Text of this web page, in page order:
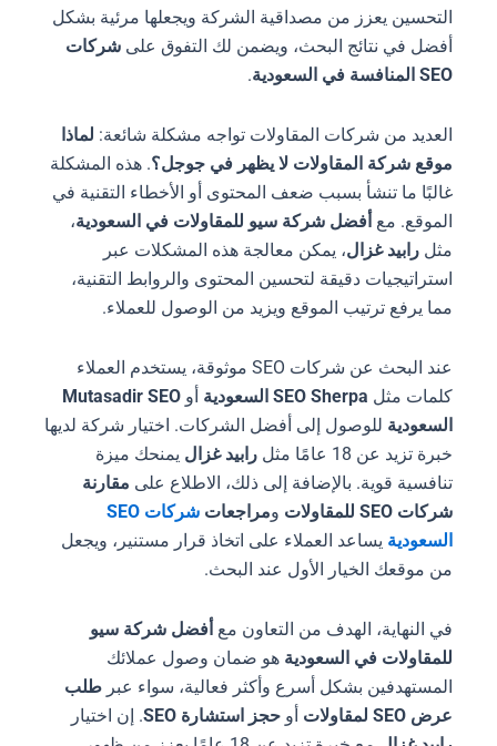
التحسين يعزز من مصداقية الشركة ويجعلها مرئية بشكل
أفضل في نتائج البحث، ويضمن لك التفوق على شركات
SEO المنافسة في السعودية
.
العديد من شركات المقاولات تواجه مشكلة شائعة:لماذا
موقع شركة المقاولات لا يظهر في جوجل؟. هذه المشكلة
غالبًا ما تنشأ بسبب ضعف المحتوى أو الأخطاء التقنية في
الموقع. معأفضل شركة سيو للمقاولات في السعودية،
مثل رابيد غزال، يمكن معالجة هذه المشكلات عبر
استراتيجيات دقيقة لتحسين المحتوى والروابط التقنية،
مما يرفع ترتيب الموقع ويزيد من الوصول للعملاء.
عند البحث عن شركات SEO موثوقة، يستخدم العملاء
كلمات مثل SEO Sherpa السعودية أوMutasadir SEO
السعوديةللوصول إلى أفضل الشركات. اختيار شركة لديها
خبرة تزيد عن 18 عامًا مثل
رابيد غزاليمنحك ميزة
تنافسية قوية. بالإضافة إلى ذلك، الاطلاع على مقارنة
شركات SEO للمقاولات
و مراجعات
شركات SEO
السعوديةيساعد العملاء على اتخاذ قرار مستنير، ويجعل
من موقعك الخيار الأول عند البحث.
في النهاية، الهدف من التعاون معأفضل شركة سيو
للمقاولات في السعوديةهو ضمان وصول عملائك
المستهدفين بشكل أسرع وأكثر فعالية، سواء عبرطلب
عرض SEO لمقاولات
أوحجز استشارة SEO
. إن اختيار